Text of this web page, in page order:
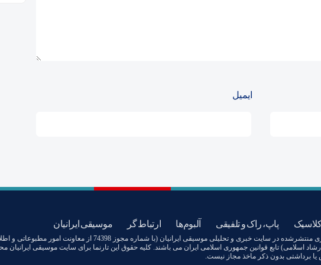
ایمیل
پاپ، راک و تلفیقی آلبوم‌ها ارتباط گر موسیقی ایرانیان
تمامی آثار صوتی و تصویری منتشرشده در سایت خبری و تحلیلی موسیقی ایرانیان (با شماره مجوز 74398 از معاونت امور
اسلامی) تابع قوانین جمهوری اسلامی ایران می باشند. کلیه حقوق این تارنما برای سایت موسیقی ایرانیان
یا برداشتی بدون ذکر ماخذ مجاز نیست.